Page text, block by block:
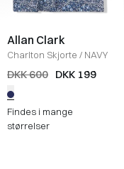
Allan Clark
Charlton Skjorte / NAVY
DKK 600 DKK 199
Findes i mange
størrelser